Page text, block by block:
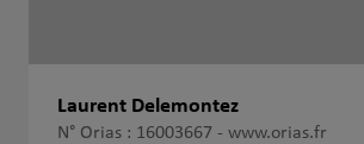
Laurent Delemontez
N° Orias : 16003667 - www.orias.fr